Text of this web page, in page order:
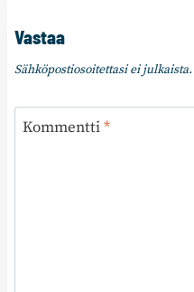
Vastaa
Sähköpostiosoitettasi ei julkaista.
Kommentti*